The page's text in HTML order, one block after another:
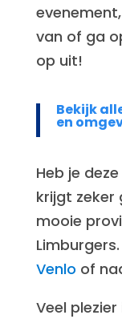
van of ga
op uit!
Bekijk
en
Heb je
krijgt zeker
mooie
Venlo of
Veel